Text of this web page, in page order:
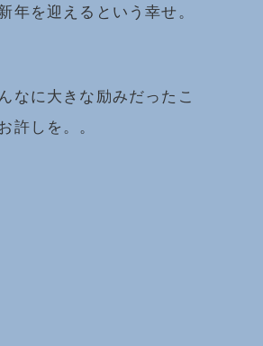
を迎えるという幸せ。
なに大きな励みだったこ
許しを。。